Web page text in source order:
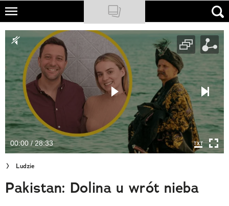
Skip
main
content
NATIONAL GEOGRAPHIC
TRAVELER
PODCASTY
Sklep
Newsletter
Cuda Polski
Wielki Konkurs Fotograficzny
Trendbook Podróżniczy
00:00 / 28:33
Ludzie
Pakistan: Dolina u wrót nieba